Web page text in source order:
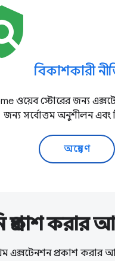
বিকাশকারী
ওয়েব স্টোরের জন্য
জন্য সর্বোত্তম অনুশীলন এবং
অন্বেষণ
করার
এক্সটেনশন প্রকাশ করার